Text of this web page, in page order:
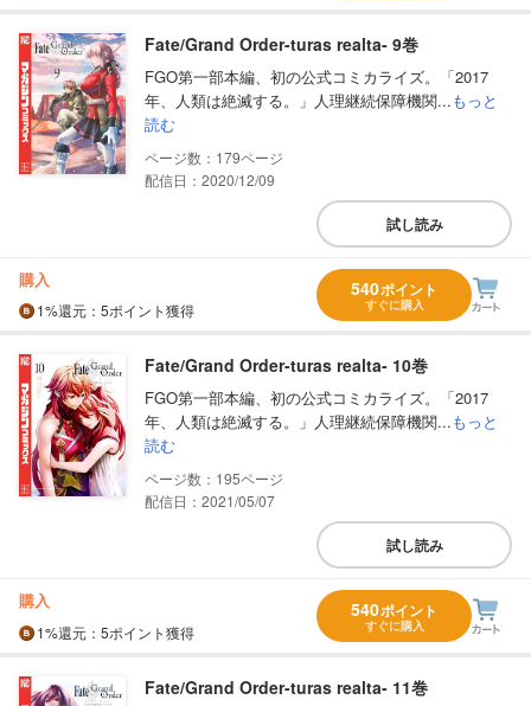
Fate/Grand Order-turas realta- 9巻
FGO第一部本編、初の公式コミカライズ。「2017
年、人類は絶滅する。」人理継続保障機関...もっと
読む
179
配信日：2020/12/09
試し読み
購入
1%還元 ：5ポイント獲得
540ポイント
すぐに購入
Fate/Grand Order-turas realta- 10巻
FGO第一部本編、初の公式コミカライズ。「2017
年、人類は絶滅する。」人理継続保障機関...もっと
読む
195
配信日：2021/05/07
試し読み
購入
1%還元 ：5ポイント獲得
540ポイント
すぐに購入
Fate/Grand Order-turas realta- 11巻